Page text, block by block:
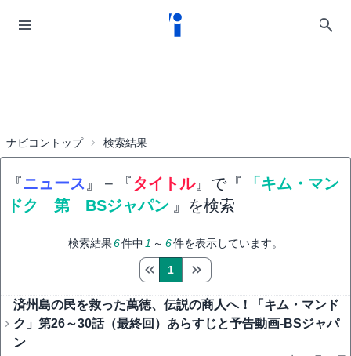
ナビコントップ 検索結果
『ニュース 』 − 『タイトル』で『
「キム・マン
ドク 第 BSジャパン 』を検索
検索結果6件中 1 ～ 6件を表示しています。
1
済州島の民を救った萬徳、伝説の商人へ！「キム・マンド
ク」第26～30話（最終回）あらすじと予告動画-BSジャパ
ン